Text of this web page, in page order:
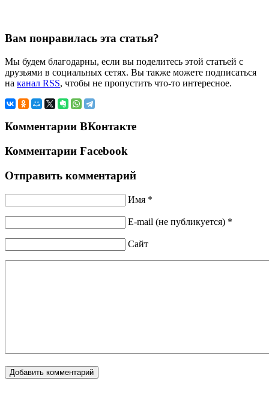
Вам понравилась эта статья?
Мы будем благодарны, если вы поделитесь этой статьей с
друзьями в социальных сетях. Вы также можете подписаться
на канал RSS, чтобы не пропустить что-то интересное.
Комментарии ВКонтакте
Комментарии Facebook
Отправить комментарий
Имя *
E-mail (не публикуется) *
Сайт